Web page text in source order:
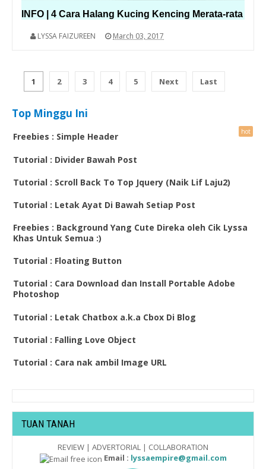
INFO | 4 Cara Halang Kucing Kencing Merata-rata
LYSSA FAIZUREEN March 03, 2017
1 2 3 4 5 Next Last
Top Minggu Ini
Freebies : Simple Header
Tutorial : Divider Bawah Post
Tutorial : Scroll Back To Top Jquery (Naik Lif Laju2)
Tutorial : Letak Ayat Di Bawah Setiap Post
Freebies : Background Yang Cute Direka oleh Cik Lyssa
Khas Untuk Semua :)
Tutorial : Floating Button
Tutorial : Cara Download dan Install Portable Adobe
Photoshop
Tutorial : Letak Chatbox a.k.a Cbox Di Blog
Tutorial : Falling Love Object
Tutorial : Cara nak ambil Image URL
TUAN TANAH
REVIEW | ADVERTORIAL | COLLABORATION
Email : lyssaempire@gmail.com